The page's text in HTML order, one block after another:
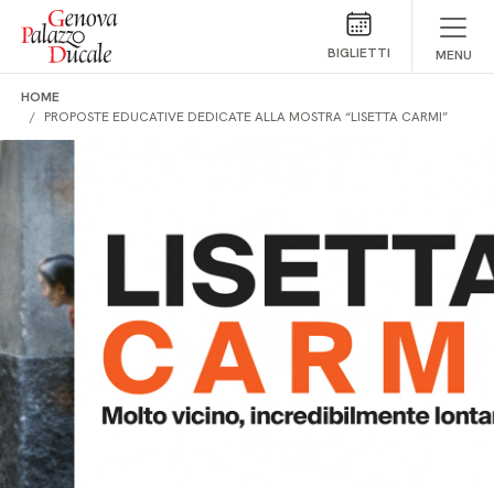
Salta al contenuto
BIGLIETTI MENU
HOME
PROPOSTE EDUCATIVE DEDICATE ALLA MOSTRA “LISETTA CARMI”